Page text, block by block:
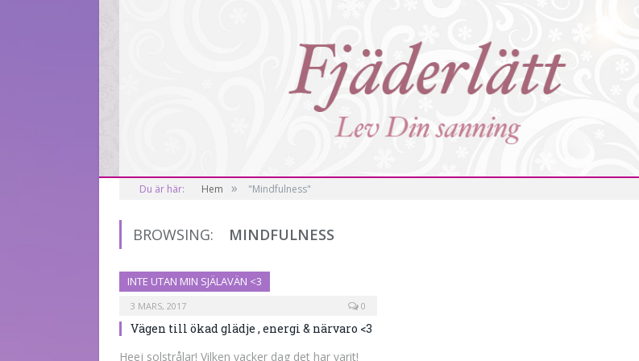
Du är här: Hem » "Mindfulness"
BROWSING: MINDFULNESS
INTE UTAN MIN SJÄLAVÄN <3
3 MARS, 2017 0
Vägen till ökad glädje , energi & närvaro <3
Heej solstrålar! Vilken vacker dag det har varit!